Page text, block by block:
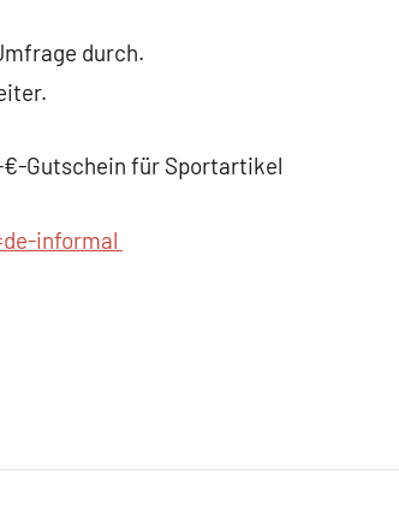
durch.
Gutschein für Sportartikel
informal